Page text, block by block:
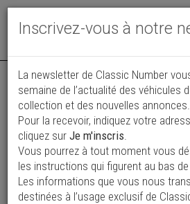
Annonce actualisée le 06/07/2026 (
Austin Healey 3000 Mark III
80 300 €
1965 Cabriolet / roadster
Inscrivez-vous à notre
La newsletter de Classic Number
semaine de l’actualité des véhicules
collection et des nouvelles annonces.
Pour la recevoir, indiquez votre
cliquez sur Je m'inscris.
Vous pourrez à tout moment vous
les instructions qui figurent au bas
Les informations que vous nous
destinées à l’usage exclusif de